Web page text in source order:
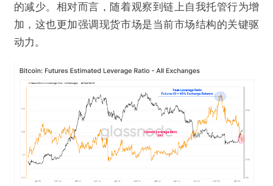
的减少。相对而言，随着观察到链上自我托管行为增
加，这也更加强调现货市场是当前市场结构的关键驱
动力。